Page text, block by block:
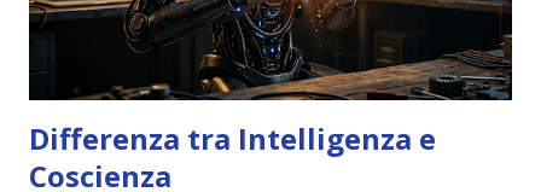
Differenza tra Intelligenza e
Coscienza